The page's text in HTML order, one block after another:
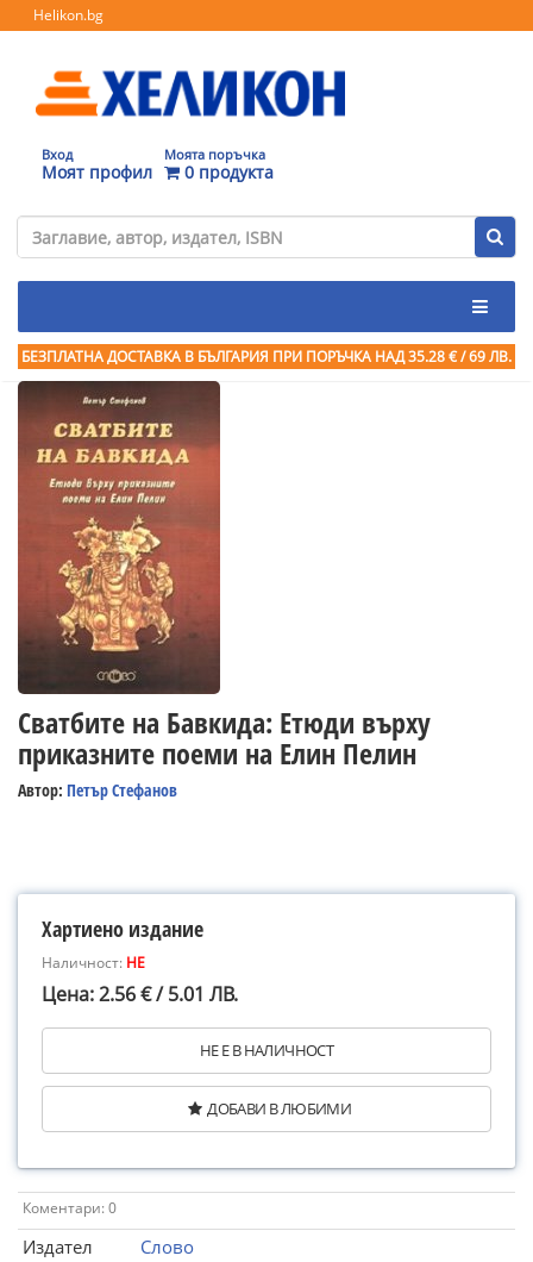
Helikon.bg
Вход
Моят профил
Моята поръчка
0 продукта
БЕЗПЛАТНА ДОСТАВКА В БЪЛГАРИЯ ПРИ ПОРЪЧКА НАД 35.28 € / 69 ЛВ.
Сватбите на Бавкида: Етюди върху
приказните поеми на Елин Пелин
Автор: Петър Стефанов
Хартиено издание
Наличност: НЕ
Цена: 2.56 € / 5.01 ЛВ.
НЕ Е В НАЛИЧНОСТ
ДОБАВИ В ЛЮБИМИ
Коментари: 0
Издател
Слово